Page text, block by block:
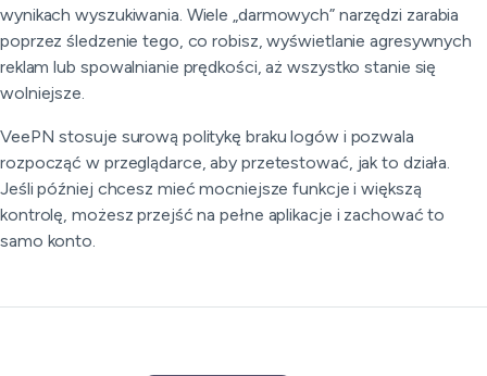
wynikach wyszukiwania. Wiele „darmowych” narzędzi zarabia
poprzez śledzenie tego, co robisz, wyświetlanie agresywnych
reklam lub spowalnianie prędkości, aż wszystko stanie się
wolniejsze.
VeePN stosuje surową politykę braku logów i pozwala
rozpocząć w przeglądarce, aby przetestować, jak to działa.
Jeśli później chcesz mieć mocniejsze funkcje i większą
kontrolę, możesz przejść na pełne aplikacje i zachować to
samo konto.